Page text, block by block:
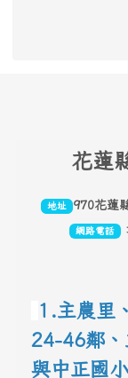
花蓮
地址 970花蓮
網路電話 ：
1.主農里
24-46鄰
與中正國